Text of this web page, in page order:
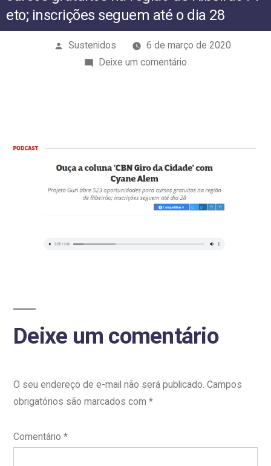
dia 28
eto; inscrições seguem até o dia 28
Publicado
Sustenidos
6 de março de 2020
Deixe um comentárioem
oportunidades
para
gratuitos
na
de
até
28
Deixe um comentário
O seu endereço de e-mail não será publicado. Campos
obrigatórios são marcados com *
Comentário *